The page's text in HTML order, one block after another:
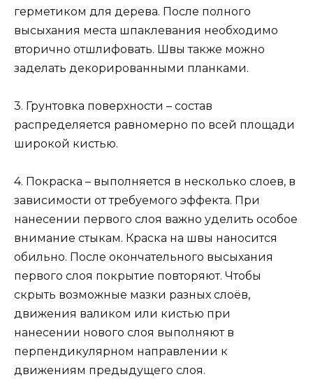
герметиком для дерева. После полного
высыхания места шпаклевания необходимо
вторично отшлифовать. Швы также можно
заделать декорированными планками.
3. Грунтовка поверхности – состав
распределяется равномерно по всей площади
широкой кистью.
4. Покраска – выполняется в несколько слоев, в
зависимости от требуемого эффекта. При
нанесении первого слоя важно уделить особое
внимание стыкам. Краска на швы наносится
обильно. После окончательного высыхания
первого слоя покрытие повторяют. Чтобы
скрыть возможные мазки разных слоёв,
движения валиком или кистью при
нанесении нового слоя выполняют в
перпендикулярном направлении к
движениям предыдущего слоя.